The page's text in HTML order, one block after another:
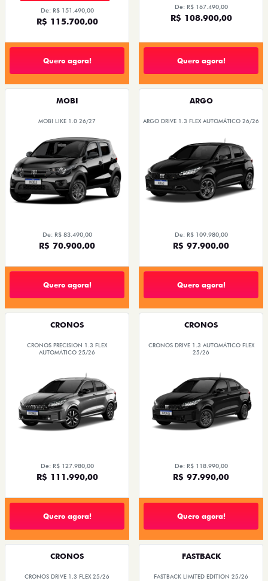
De: R$ 151.490,00
R$ 115.700,00
Quero agora!
De: R$ 167.490,00
R$ 108.900,00
Quero agora!
MOBI
MOBI LIKE 1.0 26/27
De: R$ 83.490,00
R$ 70.900,00
Quero agora!
ARGO
ARGO DRIVE 1.3 FLEX AUTOMÁTICO 26/26
De: R$ 109.980,00
R$ 97.900,00
Quero agora!
CRONOS
CRONOS PRECISION 1.3 FLEX
AUTOMÁTICO 25/26
De: R$ 127.980,00
R$ 111.990,00
Quero agora!
CRONOS
CRONOS DRIVE 1.3 AUTOMÁTICO FLEX
25/26
De: R$ 118.990,00
R$ 97.990,00
Quero agora!
CRONOS
CRONOS DRIVE 1.3 FLEX 25/26
FASTBACK
FASTBACK LIMITED EDITION 25/26